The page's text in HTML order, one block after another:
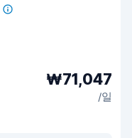
₩71,047
/일